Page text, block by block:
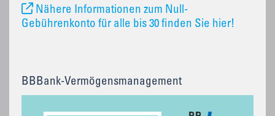
Nähere Informationen zum Null-
Gebührenkonto für alle bis 30 finden Sie hier!
BBBank-Vermögensmanagement